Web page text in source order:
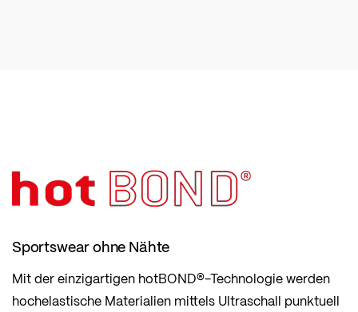
Sportswear ohne Nähte
Mit der einzigartigen hotBOND®-Technologie werden
hochelastische Materialien mittels Ultraschall punktuell